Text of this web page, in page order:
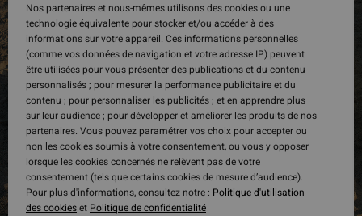
Nos partenaires et nous-mêmes utilisons des cookies ou une
technologie équivalente pour stocker et/ou accéder à des
informations sur votre appareil. Ces informations personnelles
(comme vos données de navigation et votre adresse IP) peuvent
être utilisées pour vous présenter des publications et du contenu
personnalisés ; pour mesurer la performance publicitaire et du
contenu ; pour personnaliser les publicités ; et en apprendre plus
sur leur audience ; pour développer et améliorer les produits de nos
partenaires. Vous pouvez paramétrer vos choix pour accepter ou
non les cookies soumis à votre consentement, ou vous y opposer
lorsque les cookies concernés ne relèvent pas de votre
consentement (tels que certains cookies de mesure d’audience).
Pour plus d'informations, consultez notre : Politique d'utilisation
des cookieset Politique de confidentialité